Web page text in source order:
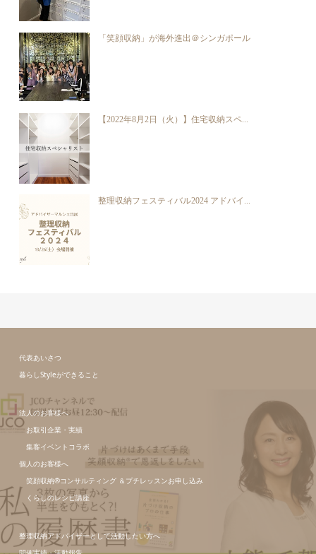
「笑顔収納」が海外進出＠シンガポール
【2022年8月2日（火）】住宅収納スペ...
整理収納フェスティバル2024 アドバイ...
代表あいさつ
暮らしStyleができること
法人のお客様へ
お取引企業・実績
集客イベントコラボ
個人のお客様へ
笑顔収納®コンサルティング ＆プチレッスンお申し込み
くらしのレシピ講座
整理収納アドバイザーとして活動したい方へ